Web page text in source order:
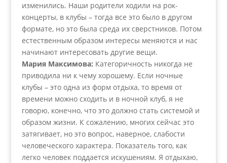
изменились. Наши родители ходили на рок-
концерты, в клубы – тогда все это было в другом
формате, но это была среда их сверстников. Потом
естественным образом интересы меняются и нас
начинают интересовать другие вещи.
Мария Максимова: Категоричность никогда не
приводила ни к чему хорошему. Если ночные
клубы – это одна из форм отдыха, то время от
времени можно сходить и в ночной клуб, я не
говорю, конечно, что это должно стать системой и
образом жизни. К сожалению, многих сейчас это
затягивает, но это вопрос, наверное, слабости
человеческого характера. Показатель того, как
легко человек поддается искушениям. Я отдыхаю,